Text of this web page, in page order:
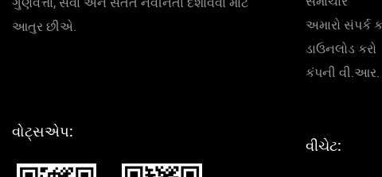
આતુર છીએ.
વોટ્સએપ:
અમારો સંપર્ક
ડાઉનલોડ કરો
કંપની વી.આર.
વીચેટ: